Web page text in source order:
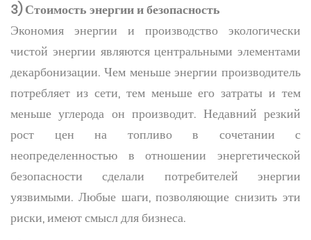
3) Стоимость энергии и безопасность
Экономия энергии и производство экологически
чистой энергии являются центральными элементами
декарбонизации. Чем меньше энергии производитель
потребляет из сети, тем меньше его затраты и тем
меньше углерода он производит. Недавний резкий
рост цен на топливо в сочетании с
неопределенностью в отношении энергетической
безопасности сделали потребителей энергии
уязвимыми. Любые шаги, позволяющие снизить эти
риски, имеют смысл для бизнеса.